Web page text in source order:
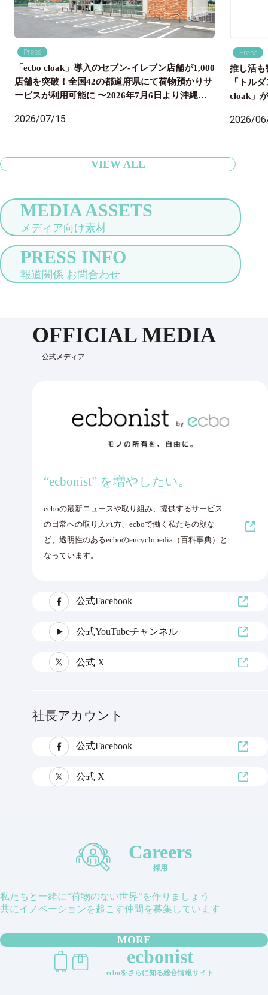
Press
「ecbo cloak」導入のセブン‐イレブン店舗が1,000
店舗を突破！全国42の都道府県にて荷物預かりサ
ービスが利用可能に 〜2026年7月6日より沖縄県
行者の身軽な旅をサポート〜
2026/07/15
Press
推し活
「トル
cloak」
2026/
VIEW ALL
MEDIA ASSETS
メディア向け素材
PRESS INFO
報道関係 お問合わせ
OFFICIAL MEDIA
公式メディア
“ecbonist” を増やしたい。
ecboの最新ニュースや取り組み、提供するサービス
の日常への取り入れ方、ecboで働く私たちの顔な
ど、透明性のあるecboのencyclopedia（百科事典）と
なっています。
公式Facebook
公式YouTubeチャンネル
公式 X
社長アカウント
公式Facebook
公式 X
Careers
採用
私たちと一緒に“荷物のない世界“を作りましょう
共にイノベーションを起こす仲間を募集しています
MORE
ecbonist
ecboをさらに知る総合情報サイト